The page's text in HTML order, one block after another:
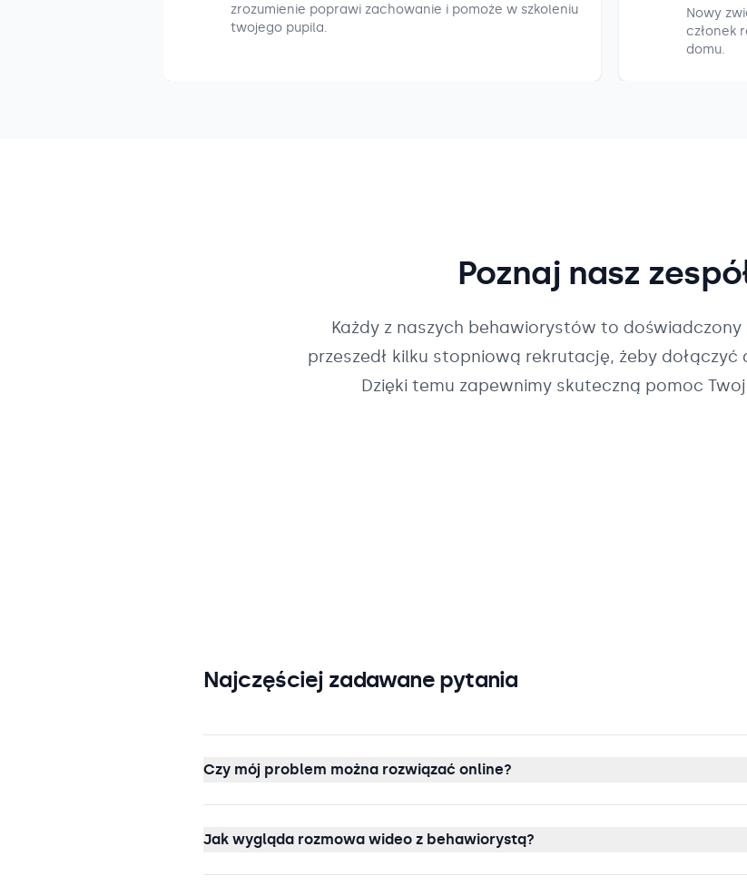
zrozumienie poprawi zachowanie i pomoże w szkoleniu
twojego pupila.
Nowy
członek
domu.
Poznaj nasz
Każdy z naszych behawiorystów to
przeszedł kilku stopniową rekrutację, żeby dołączyć
Dzięki temu zapewnimy skuteczną pomoc
Najczęściej zadawane pytania
Czy mój problem można rozwiązać online?
Jak wygląda rozmowa wideo z behawiorystą?